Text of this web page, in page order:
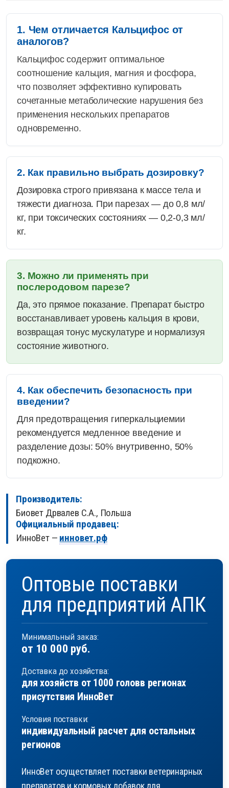
1. Чем отличается Кальцифос от
аналогов?
Кальцифос содержит оптимальное
соотношение кальция, магния и фосфора,
что позволяет эффективно купировать
сочетанные метаболические нарушения без
применения нескольких препаратов
одновременно.
2. Как правильно выбрать дозировку?
Дозировка строго привязана к массе тела и
тяжести диагноза. При парезах — до 0,8 мл/
кг, при токсических состояниях — 0,2-0,3 мл/
кг.
3. Можно ли применять при
послеродовом парезе?
Да, это прямое показание. Препарат быстро
восстанавливает уровень кальция в крови,
возвращая тонус мускулатуре и нормализуя
состояние животного.
4. Как обеспечить безопасность при
введении?
Для предотвращения гиперкальциемии
рекомендуется медленное введение и
разделение дозы: 50% внутривенно, 50%
подкожно.
Производитель:
Биовет Дрвалев С.А., Польша
Официальный продавец:
ИнноВет — инновет.рф
Оптовые поставки
для предприятий АПК
Минимальный заказ:
от 10 000 руб.
Доставка до хозяйства:
для хозяйств от 1000 головв регионах
присутствия ИнноВет
Условия поставки:
индивидуальный расчетдля остальных
регионов
ИнноВет осуществляет поставки ветеринарных